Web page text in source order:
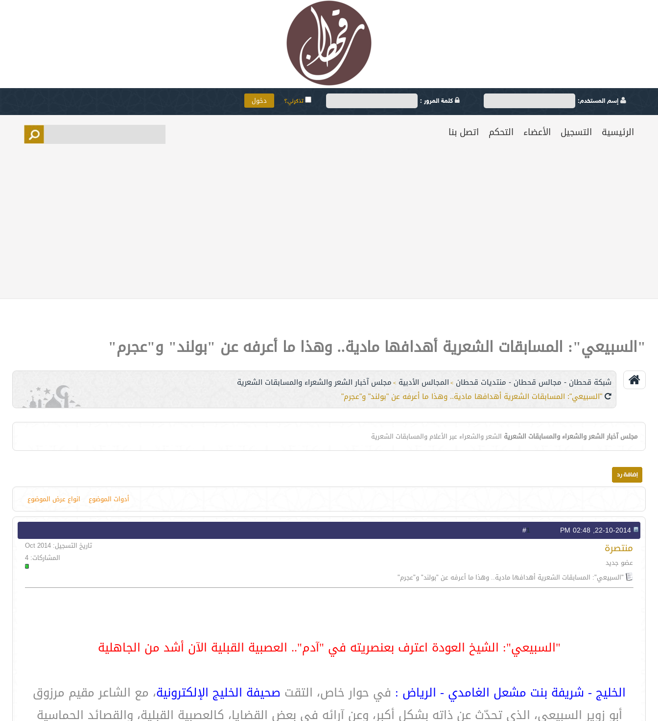
إسم المستخدم: كلمة المرور : تذكرني؟
الرئيسية التسجيل الأعضاء التحكم اتصل بنا
"السبيعي": المسابقات الشعرية أهدافها مادية.. وهذا ما أعرفه عن "بولند" و"عجرم"‎
شبكة قحطان - مجالس قحطان - منتديات قحطان > المجالس الأدبية > مجلس آخبار الشعر والشعراء والمسابقات الشعرية
"السبيعي": المسابقات الشعرية أهدافها مادية.. وهذا ما أعرفه عن "بولند" و"عجرم"‎
مجلس آخبار الشعر والشعراء والمسابقات الشعرية الشعر والشعراء عبر الأعلام والمسابقات الشعرية
أدوات الموضوع انواع عرض الموضوع
1
منتصرة
عضو جديد
تاريخ التسجيل: Oct 2014
المشاركات: 4
"السبيعي": المسابقات الشعرية أهدافها مادية.. وهذا ما أعرفه عن "بولند" و"عجرم"‎
"السبيعي": الشيخ العودة اعترف بعنصريته في "آدم".. العصبية القبلية الآن أشد من الجاهلية
الخليج - شريفة بنت مشعل الغامدي - الرياض : في حوار خاص، التقت صحيفة الخليج الإلكترونية، مع الشاعر مقيم مرزوق
أبو زوير السبيعي، الذي تحدّث عن ذاته بشكل أكبر، وعن آرائه في بعض القضايا، كالعصبية القبلية، والقصائد الحماسية